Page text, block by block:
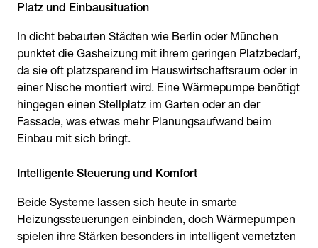
Platz und Einbausituation
In dicht bebauten Städten wie Berlin oder München
punktet die Gasheizung mit ihrem geringen Platzbedarf,
da sie oft platzsparend im Hauswirtschaftsraum oder in
einer Nische montiert wird. Eine Wärmepumpe benötigt
hingegen einen Stellplatz im Garten oder an der
Fassade, was etwas mehr Planungsaufwand beim
Einbau mit sich bringt.
Intelligente Steuerung und Komfort
Beide Systeme lassen sich heute in smarte
Heizungssteuerungen einbinden, doch Wärmepumpen
spielen ihre Stärken besonders in intelligent vernetzten